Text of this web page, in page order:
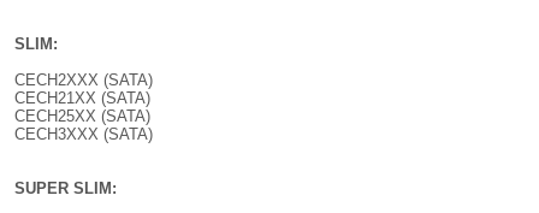
SLIM:
CECH2XXX (SATA)
CECH21XX (SATA)
CECH25XX (SATA)
CECH3XXX (SATA)
SUPER SLIM: